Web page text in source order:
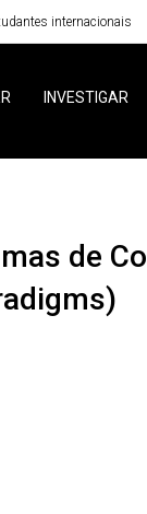
internacionais
INVESTIGAR